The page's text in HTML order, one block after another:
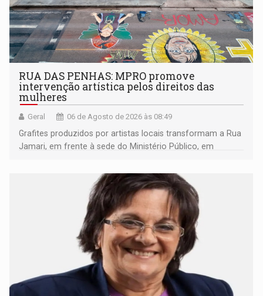
RUA DAS PENHAS: MPRO promove
intervenção artística pelos direitos das
mulheres
Geral 06 de Agosto de 2026 às 08:49
Grafites produzidos por artistas locais transformam a Rua
Jamari, em frente à sede do Ministério Público, em
da Penha e o enfrentamento à violência